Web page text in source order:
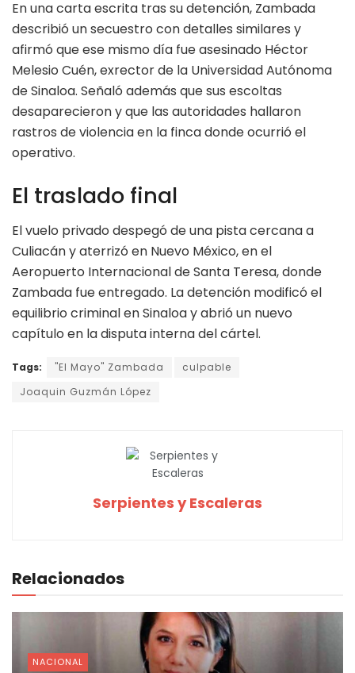
En una carta escrita tras su detención, Zambada
describió un secuestro con detalles similares y
afirmó que ese mismo día fue asesinado Héctor
Melesio Cuén, exrector de la Universidad Autónoma
de Sinaloa. Señaló además que sus escoltas
desaparecieron y que las autoridades hallaron
rastros de violencia en la finca donde ocurrió el
operativo.
El traslado final
El vuelo privado despegó de una pista cercana a
Culiacán y aterrizó en Nuevo México, en el
Aeropuerto Internacional de Santa Teresa, donde
Zambada fue entregado. La detención modificó el
equilibrio criminal en Sinaloa y abrió un nuevo
capítulo en la disputa interna del cártel.
Tags: "El Mayo" Zambada
culpable
Joaquin Guzmán López
Serpientes y Escaleras
Relacionados
NACIONAL